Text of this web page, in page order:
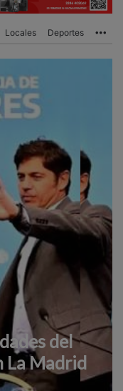
Locales Deportes
del
La Madrid